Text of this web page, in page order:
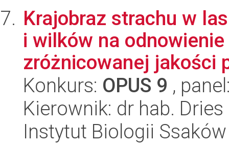
Krajobraz strachu w
i wilków na
zróżnicowanej jakości
Konkurs: OPUS 9 ,
Kierownik: dr hab.
Instytut Biologii Ssaków